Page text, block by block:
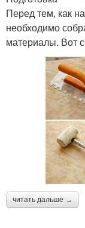
Перед тем, как
необходимо
материалы. Вот
читать дальше →